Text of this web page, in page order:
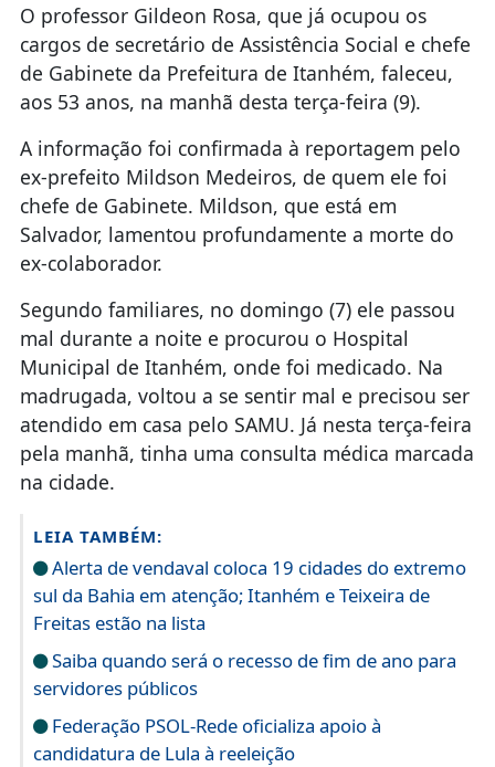
O professor Gildeon Rosa, que já ocupou os
cargos de secretário de Assistência Social e chefe
de Gabinete da Prefeitura de Itanhém, faleceu,
aos 53 anos, na manhã desta terça-feira (9).
A informação foi confirmada à reportagem pelo
ex-prefeito Mildson Medeiros, de quem ele foi
chefe de Gabinete. Mildson, que está em
Salvador, lamentou profundamente a morte do
ex-colaborador.
Segundo familiares, no domingo (7) ele passou
mal durante a noite e procurou o Hospital
Municipal de Itanhém, onde foi medicado. Na
madrugada, voltou a se sentir mal e precisou ser
atendido em casa pelo SAMU. Já nesta terça-feira
pela manhã, tinha uma consulta médica marcada
na cidade.
LEIA TAMBÉM:
Alerta de vendaval coloca 19 cidades do extremo
sul da Bahia em atenção; Itanhém e Teixeira de
Freitas estão na lista
Saiba quando será o recesso de fim de ano para
servidores públicos
Federação PSOL-Rede oficializa apoio à
candidatura de Lula à reeleição